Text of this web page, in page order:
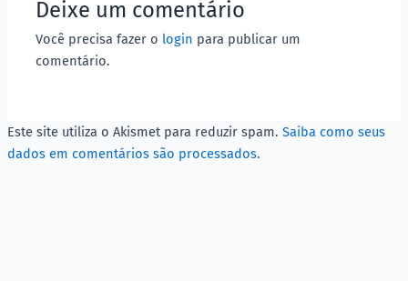
Deixe um comentário
Você precisa fazer o login para publicar um
comentário.
Este site utiliza o Akismet para reduzir spam. Saiba como seus
dados em comentários são processados.